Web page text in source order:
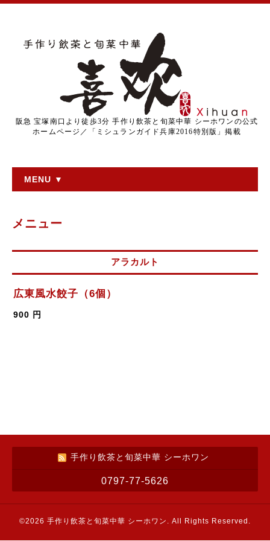
阪急 宝塚南口より徒歩3分 手作り飲茶と旬菜中華 シーホワンの公式
ホームページ／「ミシュランガイド兵庫2016特別版」掲載
MENU ▼
メニュー
アラカルト
広東風水餃子（6個）
900 円
手作り飲茶と旬菜中華 シーホワン
0797-77-5626
©2026 手作り飲茶と旬菜中華 シーホワン . All Rights Reserved.